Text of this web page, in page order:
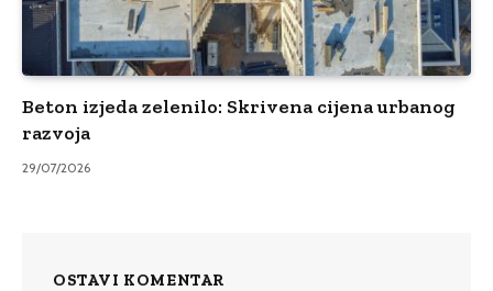
Beton izjeda zelenilo: Skrivena cijena urbanog
razvoja
29/07/2026
OSTAVI KOMENTAR